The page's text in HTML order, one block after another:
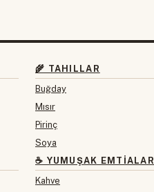
🌾 TAHILLAR
Buğday
Mısır
Pirinç
Soya
☕ YUMUŞAK EMTIALAR
Kahve